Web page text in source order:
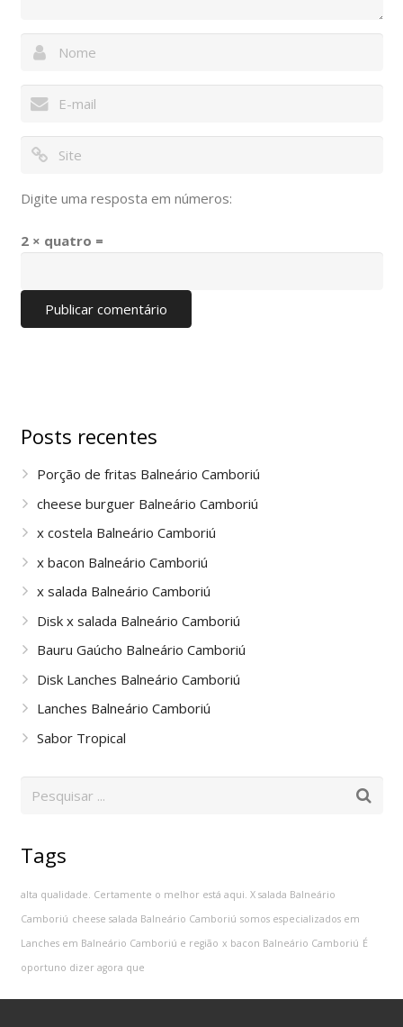
Digite uma resposta em números:
2 × quatro =
Posts recentes
Porção de fritas Balneário Camboriú
cheese burguer Balneário Camboriú
x costela Balneário Camboriú
x bacon Balneário Camboriú
x salada Balneário Camboriú
Disk x salada Balneário Camboriú
Bauru Gaúcho Balneário Camboriú
Disk Lanches Balneário Camboriú
Lanches Balneário Camboriú
Sabor Tropical
Tags
alta qualidade. Certamente o melhor está aqui. X salada Balneário
Camboriú cheese salada Balneário Camboriú somos especializados em
Lanches em Balneário Camboriú e região x bacon Balneário Camboriú É
oportuno dizer agora que